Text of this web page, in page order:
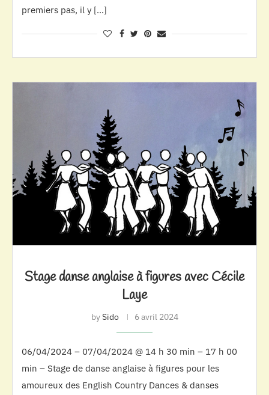
premiers pas, il y […]
Stage danse anglaise à figures avec Cécile
Laye
bySido 6 avril 2024
06/04/2024 – 07/04/2024 @ 14 h 30 min – 17 h 00
min – Stage de danse anglaise à figures pour les
amoureux des English Country Dances & danses